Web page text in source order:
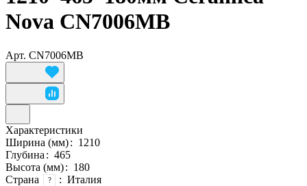
Nova CN7006MB
Арт. CN7006MB
Характеристики
Ширина (мм): 1210
Глубина: 465
Высота (мм): 180
Страна
? : Италия